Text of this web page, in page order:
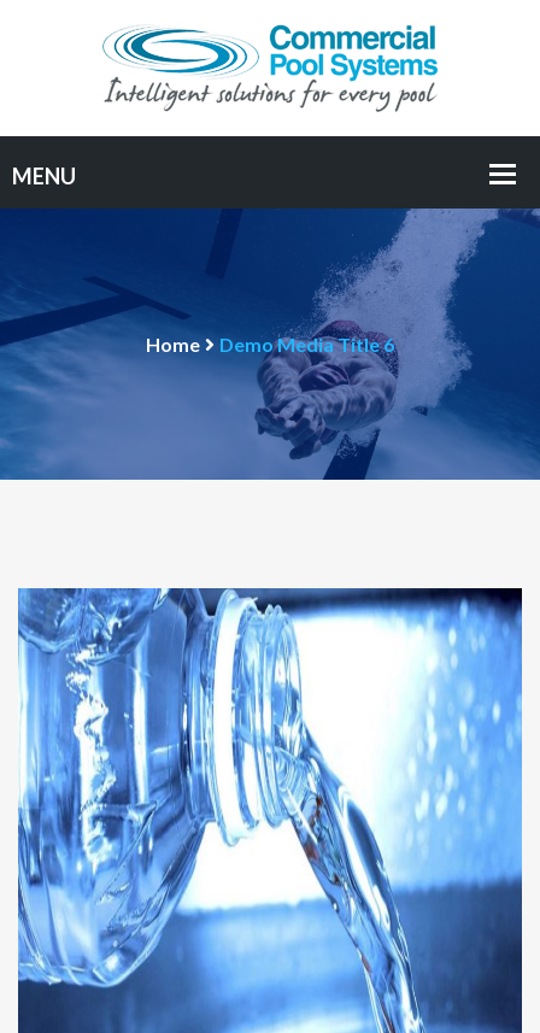
Home Demo Media Title 6